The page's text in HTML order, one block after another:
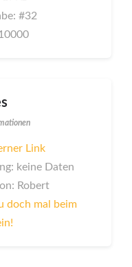
#32
Link
keine Daten
Robert
doch mal beim